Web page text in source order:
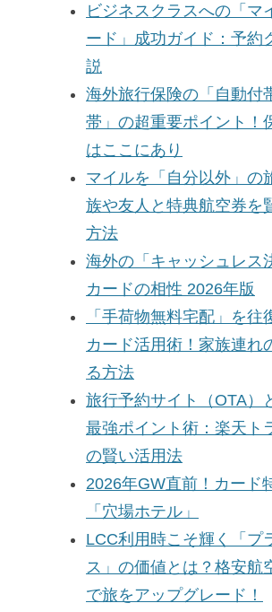
ビジネスクラスへの「マ
ード」成功ガイド：予約
説
海外旅行保険の「自動付
帯」の超重要ポイント！
はここにあり
マイルを「自分以外」の
族や友人と特典航空券を
方法
海外の「キャッシュレス
カードの相性 2026年版
「手荷物無料宅配」を往
カード活用術！家族連れ
る方法
旅行予約サイト（OTA）
最強ポイント術：楽天ト
の賢い活用法
2026年GW直前！カード
「穴場ホテル」
LCC利用時こそ輝く「プ
ス」の価値とは？格安航
で旅をアップグレード！